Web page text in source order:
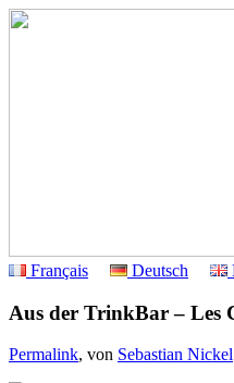
Français
Deutsch
Aus der TrinkBar – Les
Permalink, von Sebastian Nickel